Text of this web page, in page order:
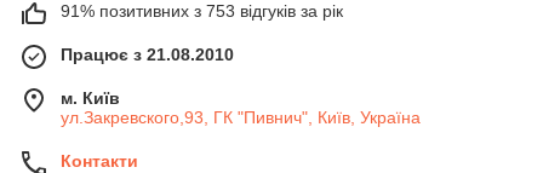
91% позитивних з 753 відгуків за рік
Працює з 21.08.2010
м. Київ
ул.Закревского,93, ГК "Пивнич", Київ, Україна
Контакти